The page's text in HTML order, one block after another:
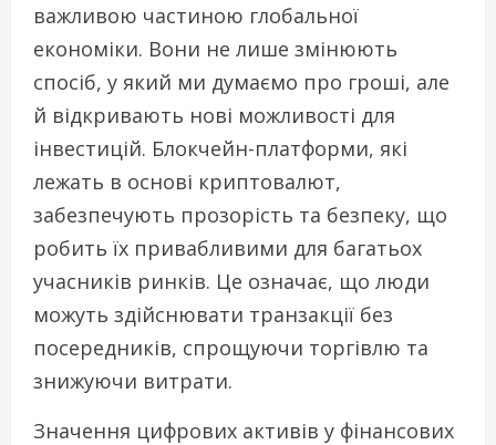
важливою частиною глобальної
економіки. Вони не лише змінюють
спосіб, у який ми думаємо про гроші, але
й відкривають нові можливості для
інвестицій. Блокчейн-платформи, які
лежать в основі криптовалют,
забезпечують прозорість та безпеку, що
робить їх привабливими для багатьох
учасників ринків. Це означає, що люди
можуть здійснювати транзакції без
посередників, спрощуючи торгівлю та
знижуючи витрати.
Значення цифрових активів у фінансових